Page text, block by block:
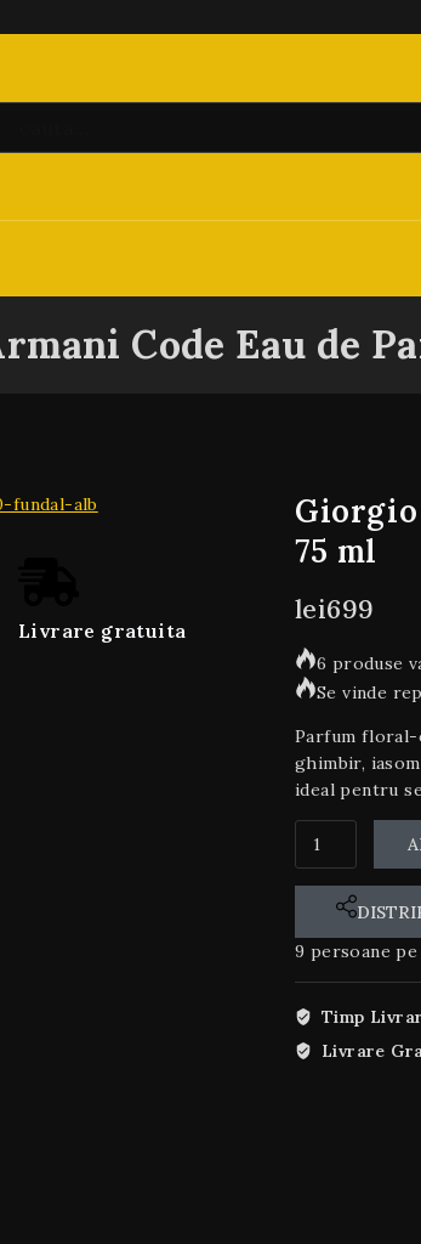
Code Eau de
Livrare gratuita
Giorgio
75 ml
lei699
6 produse
Se vinde
Parfum floral-
ghimbir,
ideal pentru
9 persoane
Timp
Livrare